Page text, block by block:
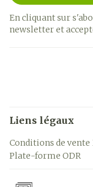
En cliquant sur
newsletter et
Liens légaux
Conditions de vente
Plate-forme ODR